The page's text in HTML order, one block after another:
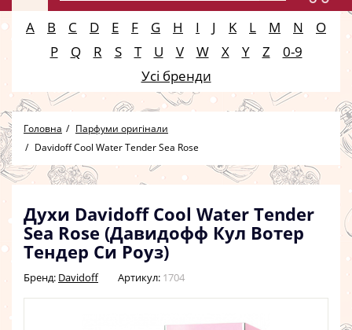
A B C D E F G H I J K L M N
O
P
Q R S T U V W X Y Z
0-9
Усі бренди
Головна
Парфуми оригінали
Davidoff Cool Water Tender Sea Rose
Духи Davidoff Cool Water Tender
Sea Rose (Давидофф Кул Вотер
Тендер Си Роуз)
Бренд: Davidoff Артикул: 1704